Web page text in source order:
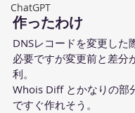
ChatGPT
作ったわけ
DNSレコードを変更した
必要ですが変更前と差分
利。
Whois Diff とかなりの部
ですぐ作れそう。